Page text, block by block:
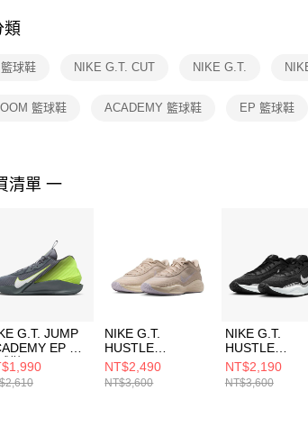
類
球鞋 NIKE G.T. CUT NIKE G.T.
籃球鞋 ACADEMY 籃球鞋 EP 籃球鞋
清單 一
G.T. JUMP
EP 男
鞋
NIKE G.T.
HUSTLE
ACADEMY EP 男
籃球鞋
FJ7808103
NT$2,490
NT$3,600
NIKE G.T.
HUSTLE
ACADEMY EP
籃球鞋
FJ7808003
NT$2,190
NT$3,600